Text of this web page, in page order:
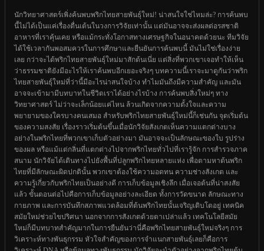
นักวิทยาศาสตร์เพิ่งค้นพบพริกไทยสายพันธุ์ใหม่! น่าสนใจใช่ไหมล่ะ? การค้นพบ
นี้ไม่ได้เป็นแค่เรื่องตื่นเต้นในวงการวิจัยเท่านั้น แต่มันอาจจะส่งผลต่อรสชาติ
อาหารที่เราคุ้นเคย หรือแม้กระทั่งโอกาสทางเศรษฐกิจในอนาคตด้วยนะ ทีมวิจัย
ได้ใช้เวลากันพอสมควรในการศึกษาและยืนยันการค้นพบนี้ มันไม่ใช่เรื่องง่าย
เลย กว่าจะได้พริกไทยสายพันธุ์ใหม่มาสักต้นเนี่ย แต่สิ่งที่พวกเขาเจอทำให้เห็น
ว่าธรรมชาติยังมีอะไรให้เราค้นพบอีกเยอะจริงๆ บทความนี้เราจะมาดูกันว่าพริก
ไทยสายพันธุ์ใหม่ที่ว่านี้มีอะไรน่าสนใจบ้าง ทำไมมันถึงมีความสำคัญ และมัน
อาจจะเข้ามามีบทบาทในชีวิตเราได้อย่างไรบ้าง การค้นพบสิ่งใหม่ๆ ทาง
วิทยาศาสตร์ ไม่ว่าจะเล็กน้อยแค่ไหน ล้วนเกิดจากความตั้งใจและความ
พยายามของใครบางคนเสมอ สำหรับพริกไทยสายพันธุ์ใหม่นี้ก็เช่นกัน จุดเริ่มต้น
ของความสงสัย เรื่องราวเริ่มต้นขึ้นเมื่อนักวิจัยสังเกตเห็นความแตกต่างบาง
อย่างในพริกไทยที่พวกเขาเก็บตัวอย่างมา มันอาจจะเป็นลักษณะของใบ รูปร่าง
ของผล หรือแม้แต่กลิ่นที่แตกต่างไปจากพริกไทยทั่วไปที่เรารู้จัก การสำรวจภาค
สนาม นักวิจัยได้เดินทางไปยังพื้นที่ปลูกพริกไทยหลายแห่ง เพื่อตามหาต้นพริก
ไทยที่มีลักษณะผิดปกตินั้น พวกเขาต้องใช้ความอดทน ความช่างสังเกต และ
ความรู้เกี่ยวกับพริกไทยเป็นอย่างดี การเก็บข้อมูลเชิงลึก เมื่อเจอต้นที่น่าสงสัย
แล้ว ขั้นตอนต่อไปคือการเก็บข้อมูลอย่างละเอียด ทั้งการวัดขนาด ลักษณะทาง
กายภาพ และการบันทึกสภาพแวดล้อมที่ต้นพริกไทยนั้นเจริญเติบโตอยู่ เทคนิค
สมัยใหม่ช่วยไขปริศนา นอกจากการสังเกตด้วยตาเปล่าแล้ว เทคโนโลยีสมัย
ใหม่ก็มีบทบาทสำคัญมากในการยืนยันว่านี่คือพริกไทยสายพันธุ์ใหม่จริงๆ การ
วิเคราะห์ทางพันธุกรรม หัวใจสำคัญของการจำแนกสายพันธุ์เลยก็คือการ